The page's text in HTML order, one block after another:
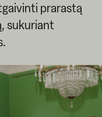
prarastą
sukuriant